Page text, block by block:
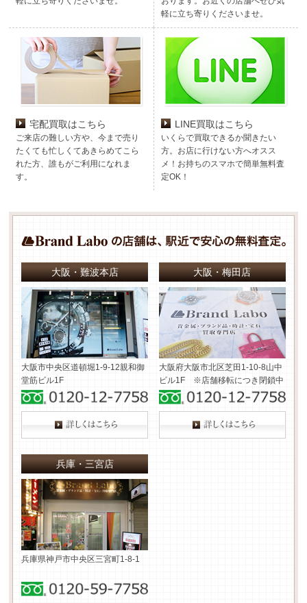
軽に立ち寄りくださいませ。
宅配買取はこちら
ご来店の難しい方や、今まで売り
たくても忙しくてあきらめてこら
れた方、誰もがご利用になれま
す。
LINE買取はこちら
いくらで買取できるか聞きたい
方。お店に行けない方へオスス
メ！お持ちのスマホで簡単無料査
定OK！
大阪・難波本店
大阪市中央区道頓堀1-9-12親和御
堂筋ビル1F
大阪・梅田店
大阪府大阪市北区芝田1-10-8山中
ビル1F ※店舗移転につき閉鎖中
兵庫・三宮店
兵庫県神戸市中央区三宮町1-8-1